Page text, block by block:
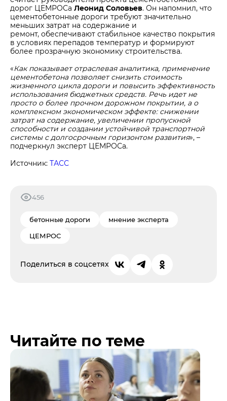
дорог ЦЕМРОСа Леонид Соловьев. Он напомнил, что
цементобетонные дороги требуют значительно
меньших затрат на содержание и
ремонт, обеспечивают стабильное качество покрытия
в условиях перепадов температур и формируют
более прозрачную экономику строительства.
«Как показывает отраслевая аналитика, применение
цементобетона позволяет снизить стоимость
жизненного цикла дороги и повысить эффективность
использования бюджетных средств. Речь идет не
просто о более прочном дорожном покрытии, а о
комплексном экономическом эффекте: снижении
затрат на содержание, увеличении пропускной
способности и создании устойчивой транспортной
системы с долгосрочным горизонтом развития», –
подчеркнул эксперт ЦЕМРОСа.
Источник: ТАСС
456
бетонные дороги
мнение эксперта
ЦЕМРОС
Поделиться в соцсетях
Читайте по теме